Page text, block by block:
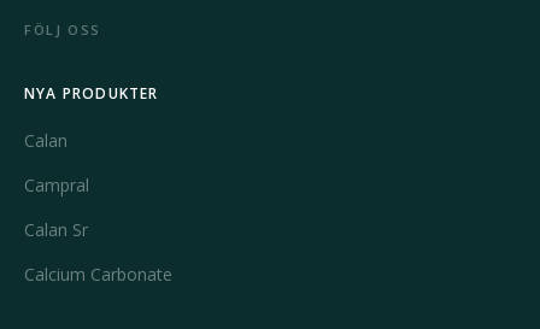
FÖLJ OSS
NYA PRODUKTER
Calan
Campral
Calan Sr
Calcium Carbonate